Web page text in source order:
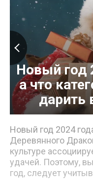
Новый год
а что
дарить
Новый год 2024
Деревянного
культуре
удачей. Поэтому,
год, следует